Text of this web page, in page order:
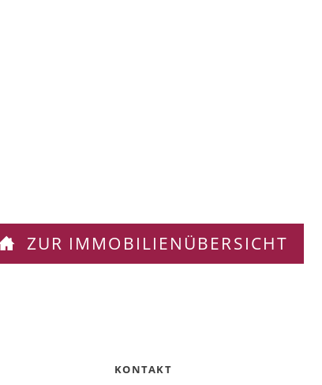
ZUR IMMOBILIENÜBERSICHT
KONTAKT